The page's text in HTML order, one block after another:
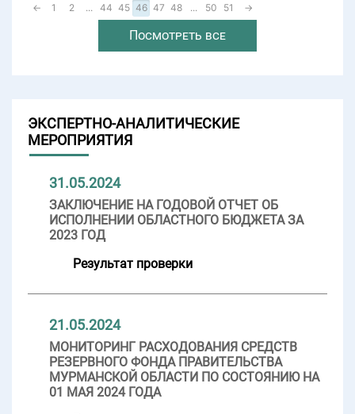
← 1 2 ... 44 45 46 47 48 ... 50 51 →
Посмотреть все
ЭКСПЕРТНО-АНАЛИТИЧЕСКИЕ
МЕРОПРИЯТИЯ
31.05.2024
ЗАКЛЮЧЕНИЕ НА ГОДОВОЙ ОТЧЕТ ОБ
ИСПОЛНЕНИИ ОБЛАСТНОГО БЮДЖЕТА ЗА
2023 ГОД
Результат проверки
21.05.2024
МОНИТОРИНГ РАСХОДОВАНИЯ СРЕДСТВ
РЕЗЕРВНОГО ФОНДА ПРАВИТЕЛЬСТВА
МУРМАНСКОЙ ОБЛАСТИ ПО СОСТОЯНИЮ НА
01 МАЯ 2024 ГОДА